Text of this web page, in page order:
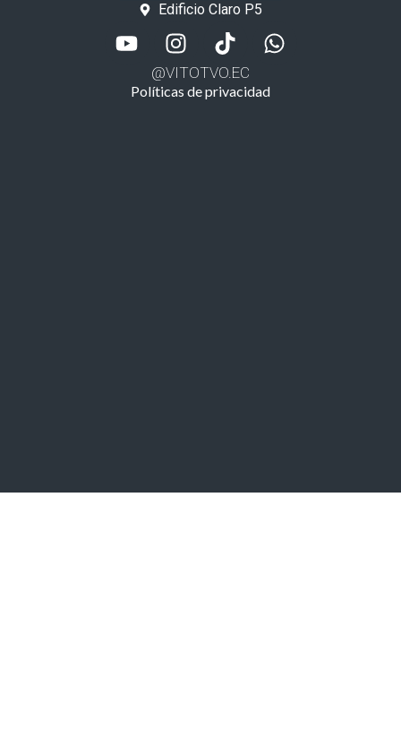
Edificio Claro P5
@VITOTVO.EC
Políticas de privacidad